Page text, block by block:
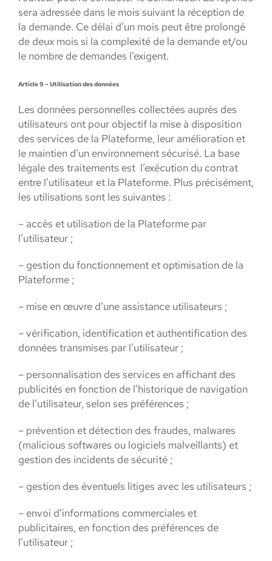
sera adressée dans le mois suivant la réception de
la demande. Ce délai d’un mois peut être prolongé
de deux mois si la complexité de la demande et/ou
le nombre de demandes l’exigent.
Article 9 – Utilisation des données
Les données personnelles collectées auprès des
utilisateurs ont pour objectif la mise à disposition
des services de la Plateforme, leur amélioration et
le maintien d’un environnement sécurisé. La base
légale des traitements est l’exécution du contrat
entre l’utilisateur et la Plateforme. Plus précisément,
les utilisations sont les suivantes :
– accès et utilisation de la Plateforme par
l’utilisateur ;
– gestion du fonctionnement et optimisation de la
Plateforme ;
– mise en œuvre d’une assistance utilisateurs ;
– vérification, identification et authentification des
données transmises par l’utilisateur ;
– personnalisation des services en affichant des
publicités en fonction de l’historique de navigation
de l’utilisateur, selon ses préférences ;
– prévention et détection des fraudes, malwares
(malicious softwares ou logiciels malveillants) et
gestion des incidents de sécurité ;
– gestion des éventuels litiges avec les utilisateurs ;
– envoi d’informations commerciales et
publicitaires, en fonction des préférences de
l’utilisateur ;